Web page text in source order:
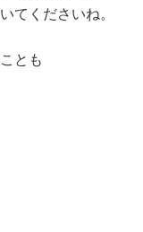
てくださいね。
とも